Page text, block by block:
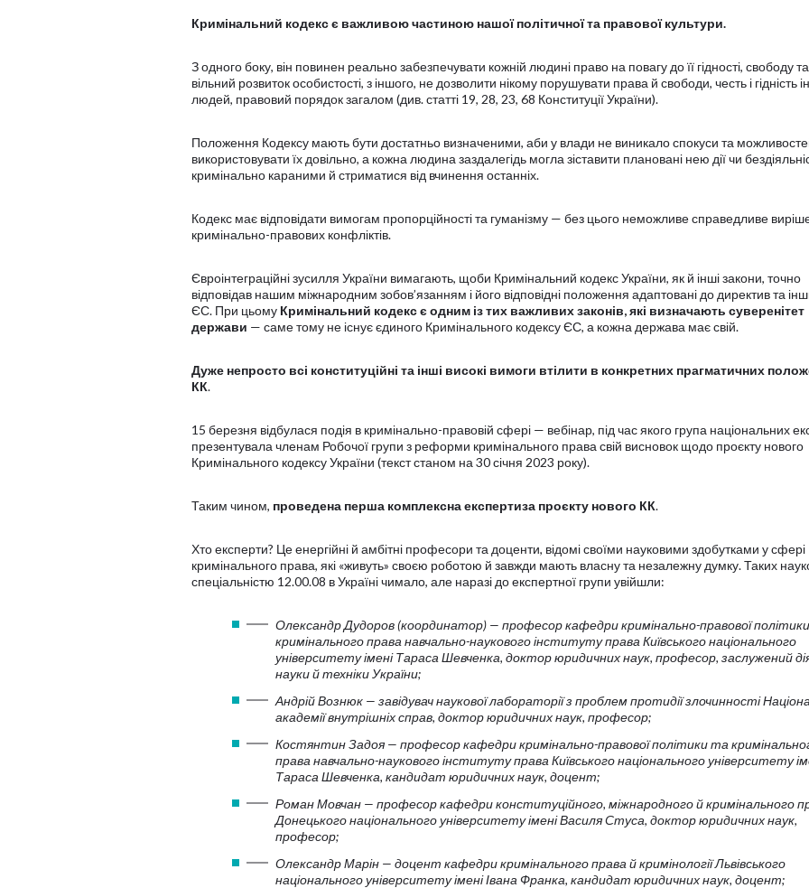
Кримінальний кодекс є важливою частиною нашої політичної та правової культури.
З одного боку, він повинен реально забезпечувати кожній людині право на повагу до її гідності, свободу та
вільний розвиток особистості, з іншого, не дозволити нікому порушувати права й свободи, честь і гідність
людей, правовий порядок загалом (див. статті 19, 28, 23, 68 Конституції України).
Положення Кодексу мають бути достатньо визначеними, аби у влади не виникало спокуси та
використовувати їх довільно, а кожна людина заздалегідь могла зіставити плановані нею дії чи
кримінально караними й стриматися від вчинення останніх.
Кодекс має відповідати вимогам пропорційності та гуманізму — без цього неможливе справедливе
кримінально-правових конфліктів.
Євроінтеграційні зусилля України вимагають, щоби Кримінальний кодекс України, як й інші закони, точно
відповідав нашим міжнародним зобов’язанням і його відповідні положення адаптовані до директив та
ЄС. При цьому Кримінальний кодекс є одним із тих важливих законів, які визначають суверенітет
держави — саме тому не існує єдиного Кримінального кодексу ЄС, а кожна держава має свій.
Дуже непросто всі конституційні та інші високі вимоги втілити в конкретних прагматичних
КК.
15 березня відбулася подія в кримінально-правовій сфері — вебінар, під час якого група національних
презентувала членам Робочої групи з реформи кримінального права свій висновок щодо проєкту нового
Кримінального кодексу України (текст станом на 30 січня 2023 року).
Таким чином, проведена перша комплексна експертиза проєкту нового КК.
Хто експерти? Це енергійні й амбітні професори та доценти, відомі своїми науковими здобутками у сфері
кримінального права, які «живуть» своєю роботою й завжди мають власну та незалежну думку. Таких
спеціальністю 12.00.08 в Україні чимало, але наразі до експертної групи увійшли:
Олександр Дудоров (координатор) — професор кафедри кримінально-правової
кримінального права навчально-наукового інституту права Київського національного
університету імені Тараса Шевченка, доктор юридичних наук, професор, заслужений
науки й техніки України;
Андрій Вознюк — завідувач наукової лабораторії з проблем протидії злочинності
академії внутрішніх справ, доктор юридичних наук, професор;
Костянтин Задоя — професор кафедри кримінально-правової політики та
права навчально-наукового інституту права Київського національного університету
Тараса Шевченка, кандидат юридичних наук, доцент;
Роман Мовчан — професор кафедри конституційного, міжнародного й кримінального
Донецького національного університету імені Василя Стуса, доктор юридичних наук,
професор;
Олександр Марін — доцент кафедри кримінального права й кримінології Львівського
національного університету імені Івана Франка, кандидат юридичних наук, доцент;